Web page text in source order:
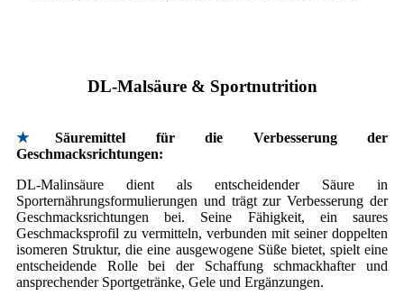
DL-Malsäure & Sportnutrition
★Säuremittel für die Verbesserung der
Geschmacksrichtungen:
DL-Malinsäure dient als entscheidender Säure in
Sporternährungsformulierungen und trägt zur Verbesserung der
Geschmacksrichtungen bei. Seine Fähigkeit, ein saures
Geschmacksprofil zu vermitteln, verbunden mit seiner doppelten
isomeren Struktur, die eine ausgewogene Süße bietet, spielt eine
entscheidende Rolle bei der Schaffung schmackhafter und
ansprechender Sportgetränke, Gele und Ergänzungen.